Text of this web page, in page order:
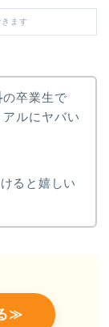
ます
の卒業生で
ルにヤバい
ると嬉しい
≫